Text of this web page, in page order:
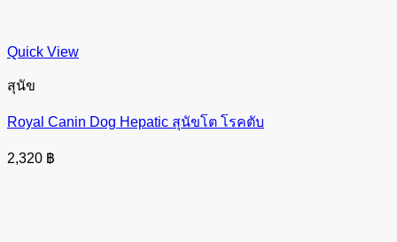
Quick View
สุนัข
Royal Canin Dog Hepatic สุนัขโต โรคตับ
2,320 ฿